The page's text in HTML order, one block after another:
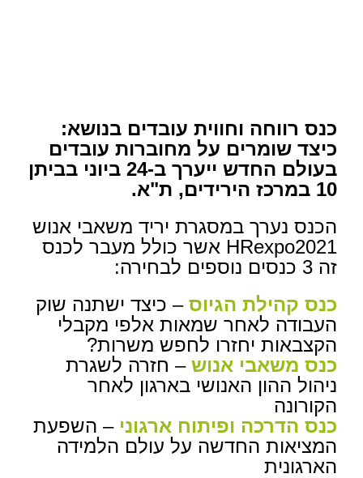
כנס רווחה וחווית עובדים בנושא:
כיצד שומרים על מחוברות עובדים
בעולם החדש ייערך ב-24 ביוני בביתן
10 במרכז הירידים, ת"א.
הכנס נערך במסגרת יריד משאבי אנוש
HRexpo2021 אשר כולל מעבר לכנס
זה 3 כנסים נוספים לבחירה:
כנס קהילת הגיוס – כיצד ישתנה שוק
העבודה לאחר שמאות אלפי מקבלי
הקצבאות יחזרו לחפש משרות?
כנס משאבי אנוש – חזרה לשגרת
ניהול ההון האנושי בארגון לאחר
הקורונה
כנס הדרכה ופיתוח ארגוני – השפעת
המציאות החדשה על עולם הלמידה
הארגונית